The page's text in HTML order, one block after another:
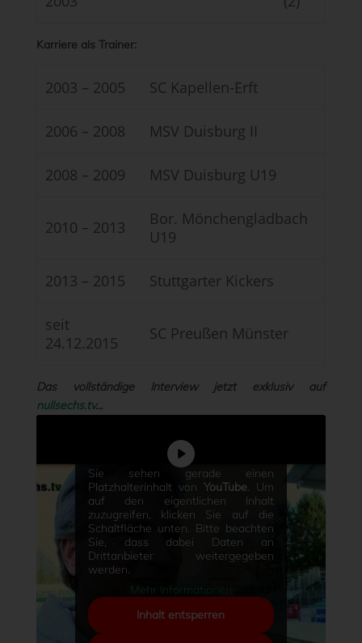
Karriere als Trainer:
2003 – 2005 SC Kapellen-Erft
2006 – 2008 MSV Duisburg II
2008 – 2009 MSV Duisburg U19
2010 – 2013
Bor. Mönchengladbach
U19
2013 – 2015 Stuttgarter Kickers
seit
24.12.2015
SC Preußen Münster
Das vollständige Interview jetzt exklusiv auf
nullsechs.tv…
Sie sehen gerade einen
Platzhalterinhalt vonYouTube. Um
auf den eigentlichen Inhalt
zuzugreifen, klicken Sie auf die
Schaltfläche unten. Bitte beachten
Sie, dass dabei Daten an
Drittanbieter weitergegeben
werden.
Mehr Informationen
Inhalt entsperren